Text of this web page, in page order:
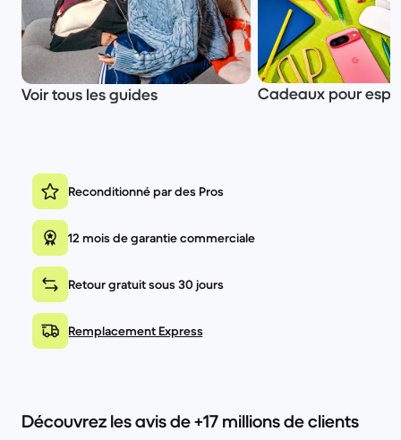
Voir tous les guides Cadeaux pour
Reconditionné par des Pros
12 mois de garantie commerciale
Retour gratuit sous 30 jours
Remplacement Express
Découvrez les avis de +17 millions de clients